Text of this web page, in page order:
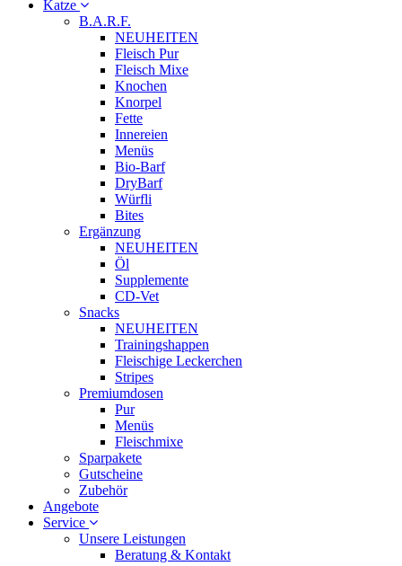
Katze
B.A.R.F.
NEUHEITEN
Fleisch Pur
Fleisch Mixe
Knochen
Knorpel
Fette
Innereien
Menüs
Bio-Barf
DryBarf
Würfli
Bites
Ergänzung
NEUHEITEN
Öl
Supplemente
CD-Vet
Snacks
NEUHEITEN
Trainingshappen
Fleischige Leckerchen
Stripes
Premiumdosen
Pur
Menüs
Fleischmixe
Sparpakete
Gutscheine
Zubehör
Angebote
Service
Unsere Leistungen
Beratung & Kontakt